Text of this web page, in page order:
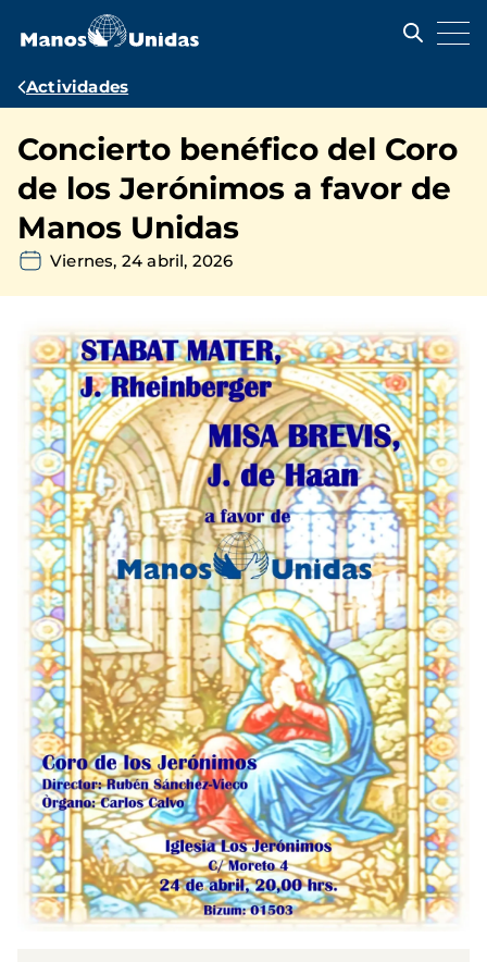
contenido
Ruta
navegación
Actividades
Concierto benéfico del Coro
de los Jerónimos a favor de
Manos Unidas
Viernes, 24 abril, 2026